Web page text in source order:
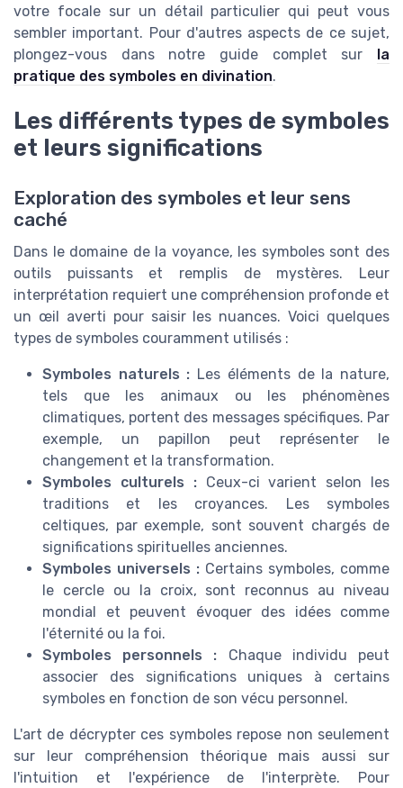
votre focale sur un détail particulier qui peut vous
sembler important. Pour d'autres aspects de ce sujet,
plongez-vous dans notre guide complet sur la
pratique des symboles en divination.
Les différents types de symboles
et leurs significations
Exploration des symboles et leur sens
caché
Dans le domaine de la voyance, les symboles sont des
outils puissants et remplis de mystères. Leur
interprétation requiert une compréhension profonde et
un œil averti pour saisir les nuances. Voici quelques
types de symboles couramment utilisés :
Symboles naturels : Les éléments de la nature,
tels que les animaux ou les phénomènes
climatiques, portent des messages spécifiques. Par
exemple, un papillon peut représenter le
changement et la transformation.
Symboles culturels :Ceux-ci varient selon les
traditions et les croyances. Les symboles
celtiques, par exemple, sont souvent chargés de
significations spirituelles anciennes.
Symboles universels : Certains symboles, comme
le cercle ou la croix, sont reconnus au niveau
mondial et peuvent évoquer des idées comme
l'éternité ou la foi.
Symboles personnels : Chaque individu peut
associer des significations uniques à certains
symboles en fonction de son vécu personnel.
L'art de décrypter ces symboles repose non seulement
sur leur compréhension théorique mais aussi sur
l'intuition et l'expérience de l'interprète. Pour